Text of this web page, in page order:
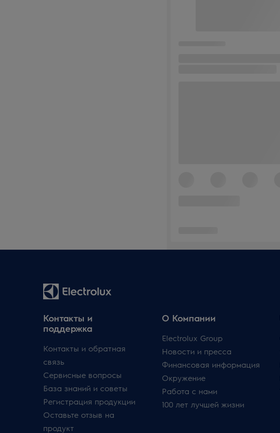
Контакты и
поддержка
Контакты и обратная
связь
Сервисные вопросы
База знаний и советы
Регистрация продукции
Оставьте отзыв на
продукт
О Компании
Electrolux Group
Новости и пресса
Финансовая информация
Окружение
Работа с нами
100 лет лучшей жизни